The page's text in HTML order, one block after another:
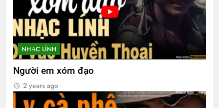
NHẠC LÍNH
Người em xóm đạo
2 years ago